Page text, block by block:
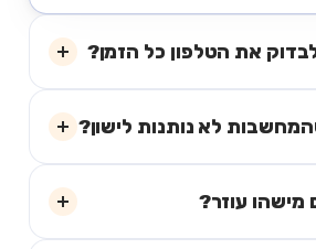
את הטלפון כל הזמן?
לא נותנות לישון?
עוזר?